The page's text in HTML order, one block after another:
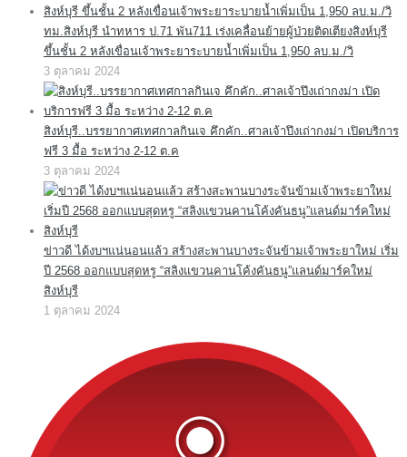
ทม.สิงห์บุรี นำทหาร ป.71 พัน711 เร่งเคลื่อนย้ายผู้ป่วยติดเตียงสิงห์บุรี
ขึ้นชั้น 2 หลังเขื่อนเจ้าพระยาระบายน้ำเพิ่มเป็น 1,950 ลบ.ม./วิ
3 ตุลาคม 2024
สิงห์บุรี..บรรยากาศเทศกาลกินเจ คึกคัก..ศาลเจ้าปึงเถ่ากงม่า เปิดบริการ
ฟรี 3 มื้อ ระหว่าง 2-12 ต.ค
3 ตุลาคม 2024
ข่าวดี ได้งบฯแน่นอนแล้ว สร้างสะพานบางระจันข้ามเจ้าพระยาใหม่ เริ่ม
ปี 2568 ออกแบบสุดหรู “สลิงแขวนคานโค้งคันธนู”แลนด์มาร์คใหม่
สิงห์บุรี
1 ตุลาคม 2024